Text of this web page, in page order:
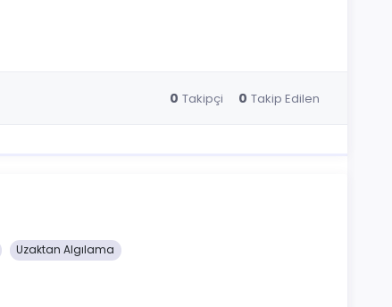
0 Takipçi 0 Takip Edilen
Uzaktan Algılama